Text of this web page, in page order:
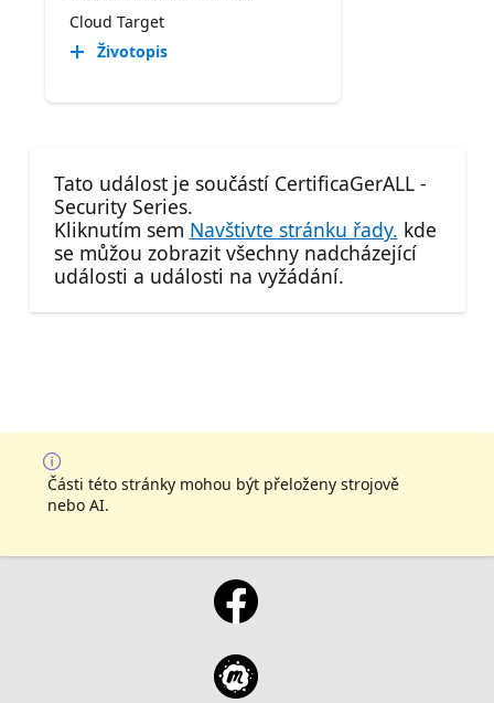
Cloud Target
Životopis
Tato událost je součástí CertificaGerALL -
Security Series.
Kliknutím sem Navštivte stránku řady. kde
se můžou zobrazit všechny nadcházející
události a události na vyžádání.
Části této stránky mohou být přeloženy strojově
nebo AI.